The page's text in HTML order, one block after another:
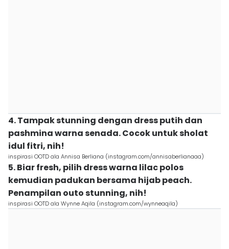
4. Tampak stunning dengan dress putih dan
pashmina warna senada. Cocok untuk sholat
idul fitri, nih!
inspirasi OOTD ala Annisa Berliana (instagram.com/annisaberlianaaa)
5. Biar fresh, pilih dress warna lilac polos
kemudian padukan bersama hijab peach.
Penampilan outo stunning, nih!
inspirasi OOTD ala Wynne Aqila (instagram.com/wynneaqila)